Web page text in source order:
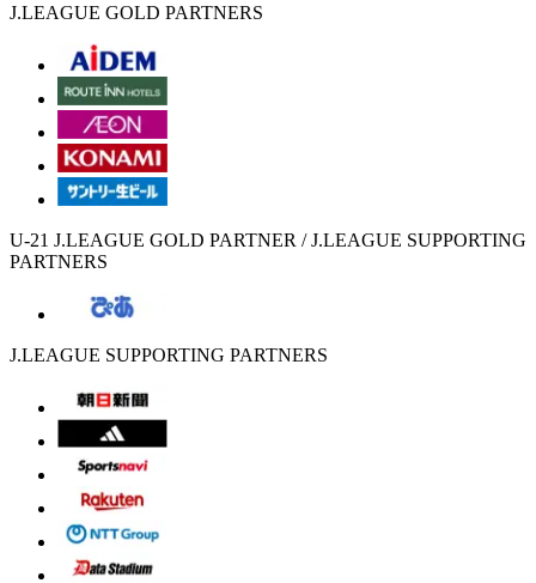
J.LEAGUE GOLD PARTNERS
U-21 J.LEAGUE GOLD PARTNER / J.LEAGUE SUPPORTING
PARTNERS
J.LEAGUE SUPPORTING PARTNERS